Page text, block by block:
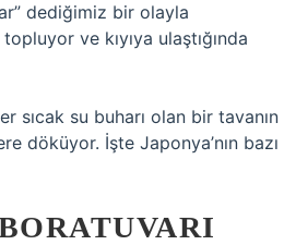
dediğimiz bir olayla
ve kıyıya ulaştığında
sıcak su buharı olan bir tavanın
döküyor. İşte Japonya’nın bazı